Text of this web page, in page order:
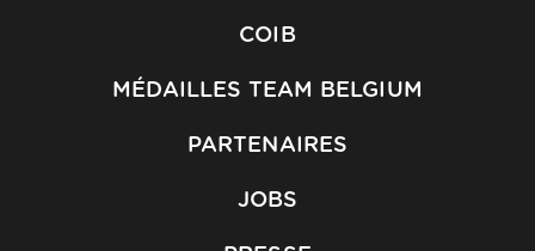
COIB
MÉDAILLES TEAM BELGIUM
PARTENAIRES
JOBS